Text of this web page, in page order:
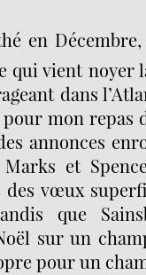
en Décembre,
qui vient
dans
pour mon repas
annonces
Marks et
des vœux
que
sur un
pour un